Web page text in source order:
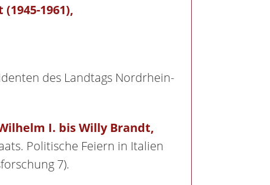
1961),
des Landtags Nordrhein-
I. bis Willy Brandt,
Politische Feiern in Italien
7).